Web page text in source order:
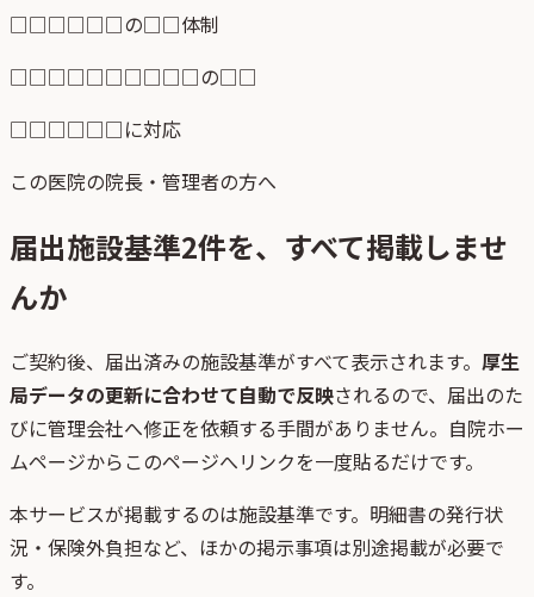
□□□□□□の□□体制
□□□□□□□□□□の□□
□□□□□□に対応
この医院の院長・管理者の方へ
届出施設基準2件を、すべて掲載しませ
んか
ご契約後、 届出済みの施設基準がすべて表示されます。 厚生
局データの更新に合わせて自動で反映されるので、届出のた
びに管理会社へ修正を依頼する手間がありません。自院ホー
ムページからこのページへリンクを一度貼るだけです。
本サービスが掲載するのは施設基準です。明細書の発行状
況・保険外負担など、ほかの掲示事項は別途掲載が必要で
す。